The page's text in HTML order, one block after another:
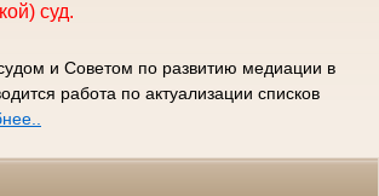
суд.
и Советом по развитию медиации в
работа по актуализации списков